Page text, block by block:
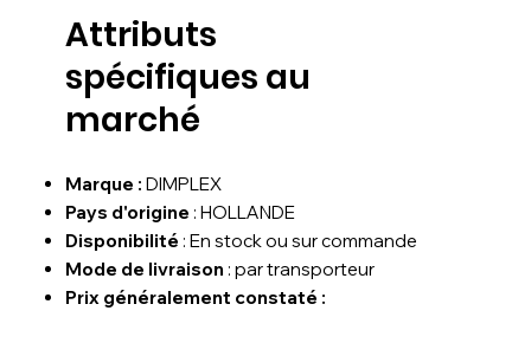
Attributs
spécifiques au
marché
Marque : DIMPLEX
Pays d'origine : HOLLANDE
Disponibilité : En stock ou sur commande
Mode de livraison : par transporteur
Prix généralement constaté :